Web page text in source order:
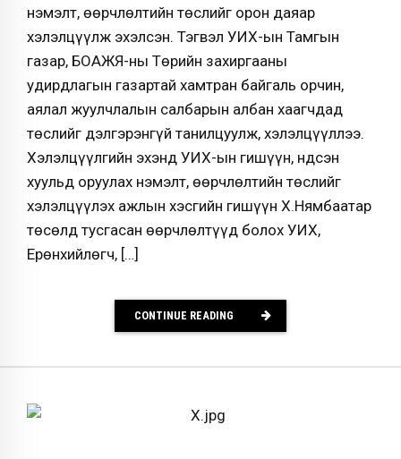
нэмэлт, өөрчлөлтийн төслийг орон даяар
хэлэлцүүлж эхэлсэн. Тэгвэл УИХ-ын Тамгын
газар, БОАЖЯ-ны Төрийн захиргааны
удирдлагын газартай хамтран байгаль орчин,
аялал жуулчлалын салбарын албан хаагчдад
төслийг дэлгэрэнгүй танилцуулж, хэлэлцүүллээ.
Хэлэлцүүлгийн эхэнд УИХ-ын гишүүн, Үндсэн
хуульд оруулах нэмэлт, өөрчлөлтийн төслийг
хэлэлцүүлэх ажлын хэсгийн гишүүн Х.Нямбаатар
төсөлд тусгасан өөрчлөлтүүд болох УИХ,
Ерөнхийлөгч, […]
CONTINUE READING